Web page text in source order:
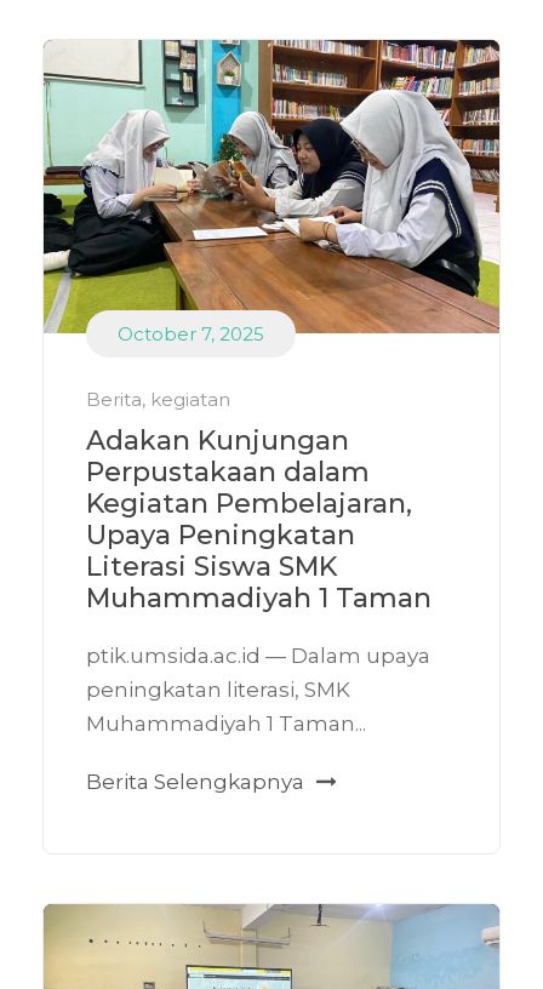
October 7, 2025
Berita, kegiatan
Adakan Kunjungan
Perpustakaan dalam
Kegiatan Pembelajaran,
Upaya Peningkatan
Literasi Siswa SMK
Muhammadiyah 1 Taman
ptik.umsida.ac.id — Dalam upaya
peningkatan literasi, SMK
Muhammadiyah 1 Taman...
Berita Selengkapnya